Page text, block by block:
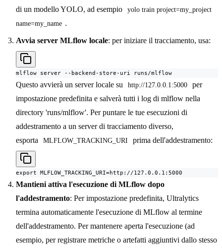
di un modello YOLO, ad esempio
yolo train project=my_project
name=my_name .
Avvia server MLflow locale: per iniziare il tracciamento, usa:
mlflow server --backend-store-uri runs/mlflow
Questo avvierà un server locale su http://127.0.0.1:5000
per
impostazione predefinita e salverà tutti i log di mlflow nella
directory 'runs/mlflow'. Per puntare le tue esecuzioni di
addestramento a un server di tracciamento diverso,
esporta
MLFLOW_TRACKING_URI prima dell'addestramento:
export MLFLOW_TRACKING_URI=http://127.0.0.1:5000
Mantieni attiva l'esecuzione di MLflow dopo
l'addestramento: Per impostazione predefinita, Ultralytics
termina automaticamente l'esecuzione di MLflow al termine
dell'addestramento. Per mantenere aperta l'esecuzione (ad
esempio, per registrare metriche o artefatti aggiuntivi dallo stesso